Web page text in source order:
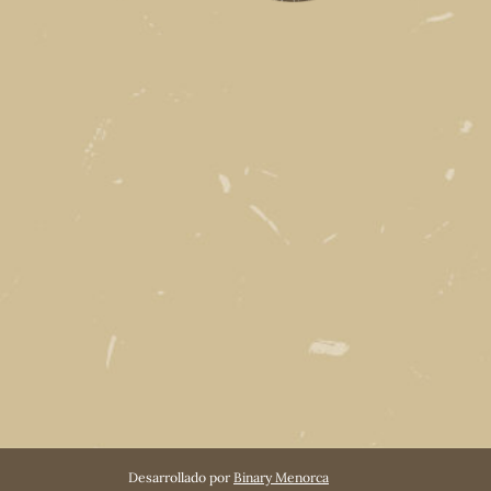
Desarrollado por Binary Menorca